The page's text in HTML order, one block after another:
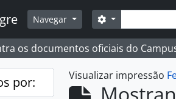
Navegar Buscar
Opções de busca
os documentos oficiais do
por: Visualizar impressão